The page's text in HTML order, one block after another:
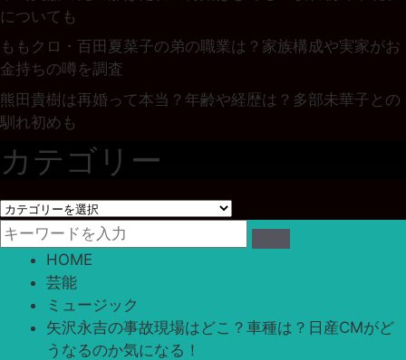
についても
ももクロ・百田夏菜子の弟の職業は？家族構成や実家がお
金持ちの噂を調査
熊田貴樹は再婚って本当？年齢や経歴は？多部未華子との
馴れ初めも
カテゴリー
カ
テ
ゴ
HOME
芸能
ミュージック
矢沢永吉の事故現場はどこ？車種は？日産CMがど
うなるのか気になる！